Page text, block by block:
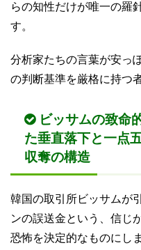
らの知性だけが唯一の羅
す。
分析家たちの言葉が安っ
の判断基準を厳格に持つ
ビッサムの致命
た垂直落下と一点
収奪の構造
韓国の取引所ビッサムが
ンの誤送金という、信じ
恐怖を決定的なものにし